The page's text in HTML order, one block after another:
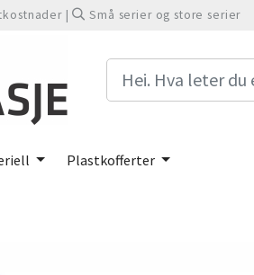
| Små serier og store serier
Plastkofferter